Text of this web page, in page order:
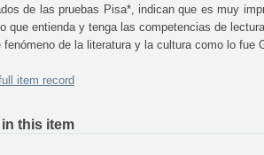
de las pruebas Pisa*, indican que es muy
que entienda y tenga las competencias de
fenómeno de la literatura y la cultura como lo fue
item record
in this item